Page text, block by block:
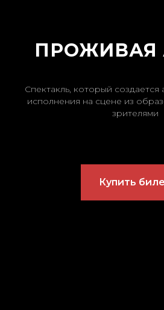
ПРОЖИВАЯ
Спектакль, который
исполнения на сцене из
зрителями
Купить